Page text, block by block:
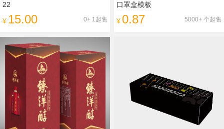
22
¥ 15.00 0+ 1起售
口罩盒模板
¥ 0.87 5000+ 个起售